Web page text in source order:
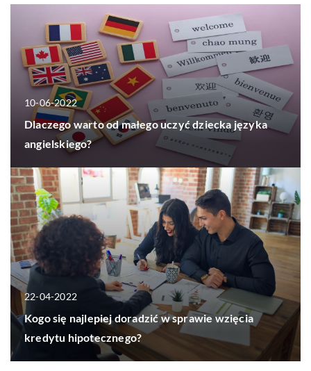
10-06-2022
Dlaczego warto od małego uczyć dziecka języka
angielskiego?
22-04-2022
Kogo się najlepiej doradzić w sprawie wzięcia
kredytu hipotecznego?